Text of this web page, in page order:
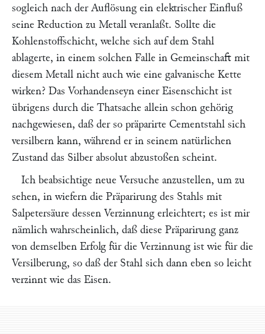
sogleich nach der Auflösung ein elektrischer Einfluß
seine Reduction zu Metall veranlaßt. Sollte die
Kohlenstoffschicht, welche sich auf dem Stahl
ablagerte, in einem solchen Falle in Gemeinschaft mit
diesem Metall nicht auch wie eine galvanische Kette
wirken? Das Vorhandenseyn einer Eisenschicht ist
übrigens durch die Thatsache allein schon gehörig
nachgewiesen, daß der so präparirte Cementstahl sich
versilbern kann, während er in seinem natürlichen
Zustand das Silber absolut abzustoßen scheint.
Ich beabsichtige neue Versuche anzustellen, um zu
sehen, in wiefern die Präparirung des Stahls mit
Salpetersäure dessen Verzinnung erleichtert; es ist mir
nämlich wahrscheinlich, daß diese Präparirung ganz
von demselben Erfolg für die Verzinnung ist wie für die
Versilberung, so daß der Stahl sich dann eben so leicht
verzinnt wie das Eisen.